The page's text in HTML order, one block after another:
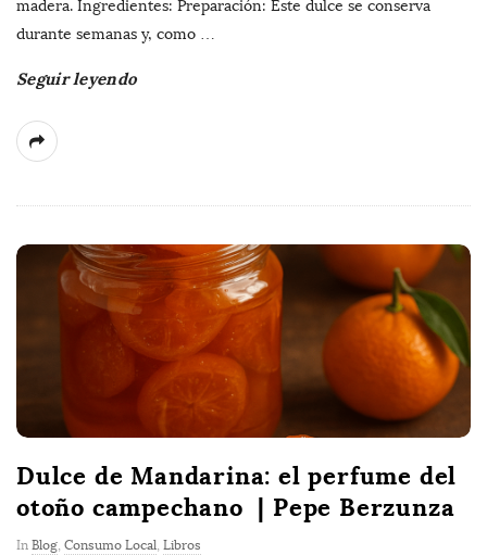
madera. Ingredientes: Preparación: Este dulce se conserva
durante semanas y, como …
Seguir leyendo
Dulce de Mandarina: el perfume del
otoño campechano | Pepe Berzunza
In Blog, Consumo Local, Libros